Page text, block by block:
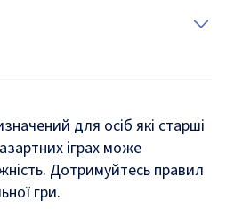
для осіб які старші
іграх може
Дотримуйтесь правил
гри.